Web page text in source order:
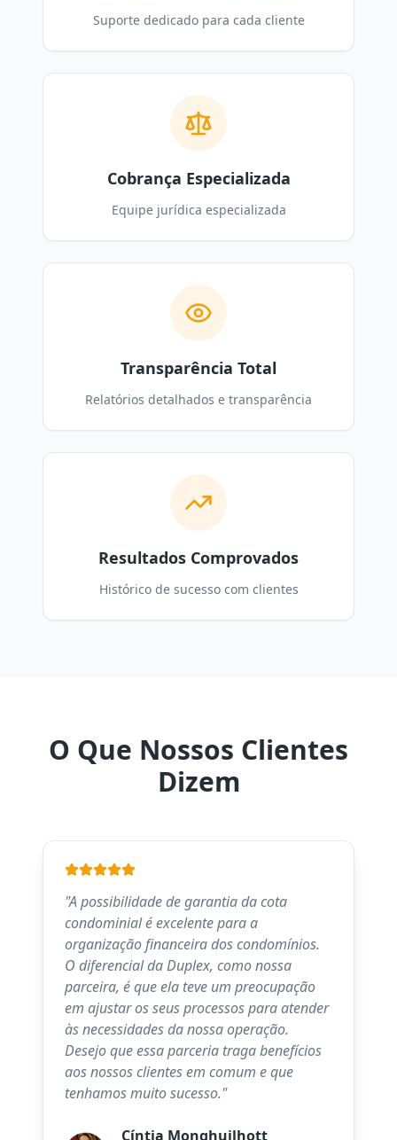
Suporte dedicado para cada cliente
Cobrança Especializada
Equipe jurídica especializada
Transparência Total
Relatórios detalhados e transparência
Resultados Comprovados
Histórico de sucesso com clientes
O Que Nossos Clientes
Dizem
"A possibilidade de garantia da cota
condominial é excelente para a
organização financeira dos condomínios.
O diferencial da Duplex, como nossa
parceira, é que ela teve um preocupação
em ajustar os seus processos para atender
às necessidades da nossa operação.
Desejo que essa parceria traga benefícios
aos nossos clientes em comum e que
tenhamos muito sucesso."
Cíntia Monghuilhott